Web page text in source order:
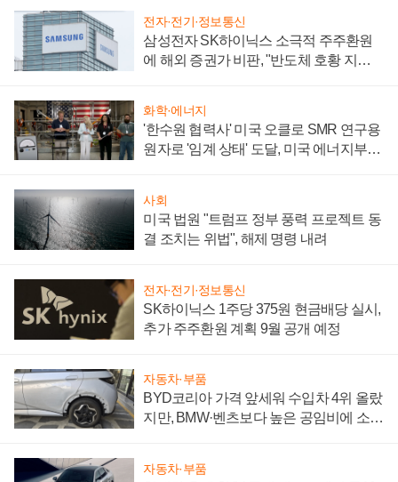
전자·전기·정보통신
삼성전자 SK하이닉스 소극적 주주환원
에 해외 증권가 비판, "반도체 호황 지속
화학·에너지
'한수원 협력사' 미국 오클로 SMR 연구용
원자로 '임계 상태' 도달, 미국 에너지부
사회
미국 법원 "트럼프 정부 풍력 프로젝트 동
결 조치는 위법", 해제 명령 내려
전자·전기·정보통신
SK하이닉스 1주당 375원 현금배당 실시,
추가 주주환원 계획 9월 공개 예정
자동차·부품
BYD코리아 가격 앞세워 수입차 4위 올랐
지만, BMW·벤츠보다 높은 공임비에 소비
자동차·부품